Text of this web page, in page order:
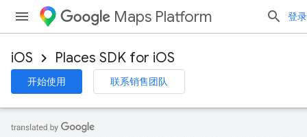
Maps Platform 登录
iOS Places SDK for iOS
开始使用 联系销售团队